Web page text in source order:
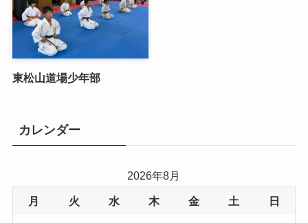
東松山道場少年部
カレンダー
2026年8月
月 火 水 木 金 土 日